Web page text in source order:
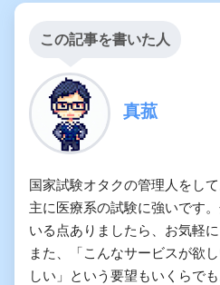
この記事を書いた人
真菰
国家試験オタクの管理人をし
主に医療系の試験に強いです
いる点ありましたら、お気軽
また、「こんなサービスが欲
しい」という要望もいくらで